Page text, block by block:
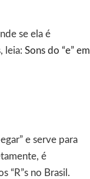
se ela é
leia: Sons do “e” em
e serve para
é
“R”s no Brasil.